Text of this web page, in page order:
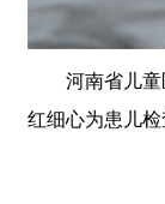
河南省儿童医
红细心为患儿检